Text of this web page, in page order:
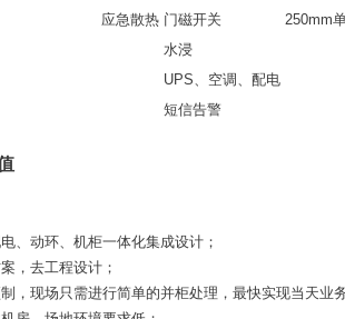
应急散热 门磁开关
250mm
水浸
UPS、空调、配电
短信告警
、动环、机柜一体化集成设计；
，去工程设计；
，现场只需进行简单的并柜处理，最快实现当天业